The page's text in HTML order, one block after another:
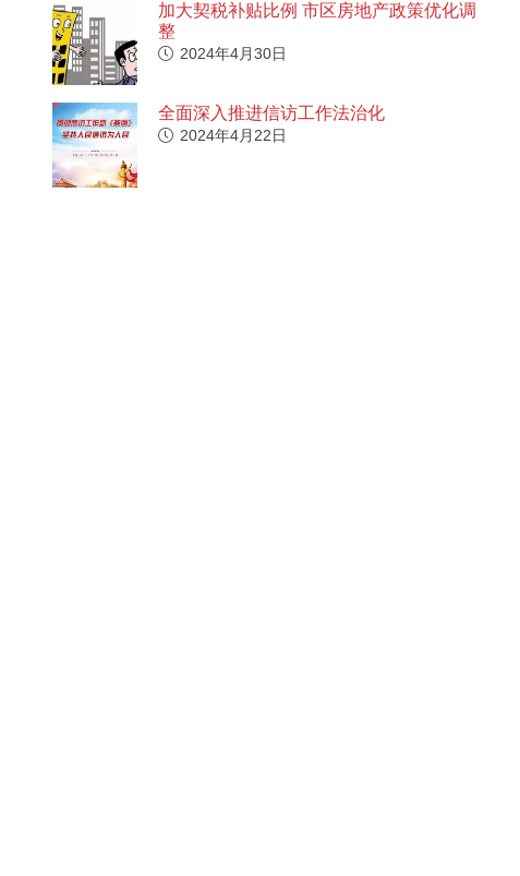
加大契税补贴比例 市区房地产政策优化调
整
2024年4月30日
全面深入推进信访工作法治化
2024年4月22日